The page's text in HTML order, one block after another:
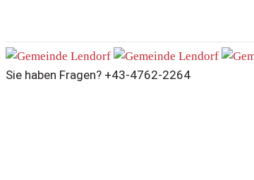
Sie haben Fragen? +43-4762-2264